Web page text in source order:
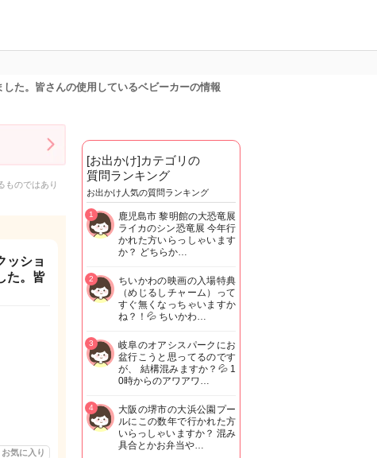
た。皆さんの使用しているベビーカーの情報
ものではあり
ッショ
た。皆
お気に入り
[お出かけ]カテゴリの
質問ランキング
お出かけ人気の質問ランキング
鹿児島市 黎明館の大恐竜展
ライカのシン恐竜展 今年行
かれた方いらっしゃいます
か？ どちらか…
1
ちいかわの映画の入場特典
（めじるしチャーム）って
すぐ無くなっちゃいますか
ね？！💦 ちいかわ…
2
岐阜のオアシスパークにお
盆行こうと思ってるのです
が、 結構混みますか？💦 1
0時からのアワアワ…
3
大阪の堺市の大浜公園プー
ルにこの数年で行かれた方
いらっしゃいますか？ 混み
具合とかお弁当や…
4